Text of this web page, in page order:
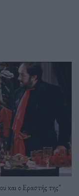
και ο Εραστής της"